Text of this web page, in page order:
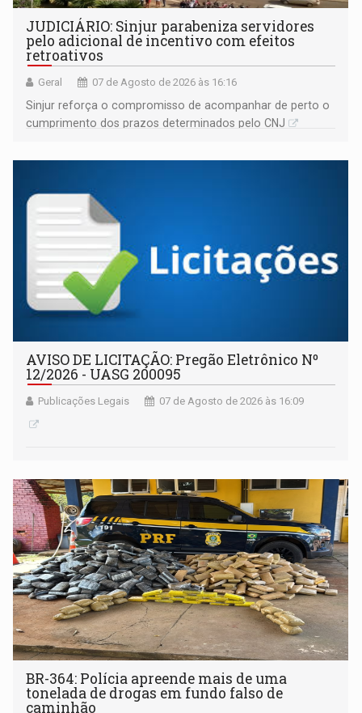
JUDICIÁRIO: Sinjur parabeniza servidores
pelo adicional de incentivo com efeitos
retroativos
Geral 07 de Agosto de 2026 às 16:16
Sinjur reforça o compromisso de acompanhar de perto o
cumprimento dos prazos determinados pelo CNJ
AVISO DE LICITAÇÃO: Pregão Eletrônico Nº
12/2026 - UASG 200095
Publicações Legais 07 de Agosto de 2026 às 16:09
BR-364: Polícia apreende mais de uma
tonelada de drogas em fundo falso de
caminhão